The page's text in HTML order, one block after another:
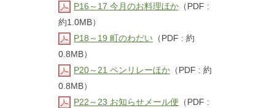
P16～17 今月のお料理ほか （PDF :
約1.0MB）
P18～19 町のわだい （PDF : 約
0.8MB）
P20～21 ペンリレーほか （PDF : 約
0.8MB）
P22～23 お知らせメール便 （PDF :